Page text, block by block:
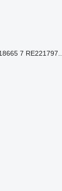
7 RE221797...